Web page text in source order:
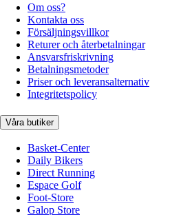
Om oss?
Kontakta oss
Försäljningsvillkor
Returer och återbetalningar
Ansvarsfriskrivning
Betalningsmetoder
Priser och leveransalternativ
Integritetspolicy
Våra butiker
Basket-Center
Daily Bikers
Direct Running
Espace Golf
Foot-Store
Galop Store